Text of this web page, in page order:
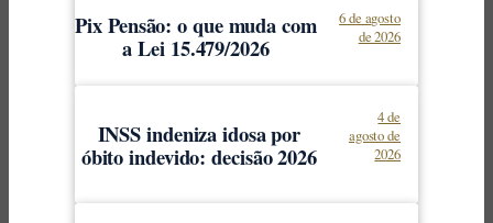
Pix Pensão: o que muda com
a Lei 15.479/2026
6 de agosto
de 2026
INSS indeniza idosa por
óbito indevido: decisão 2026
4 de
agosto de
2026